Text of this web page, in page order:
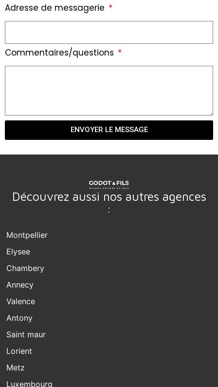
Adresse de messagerie
Commentaires/questions
ENVOYER LE MESSAGE
Découvrez aussi nos autres agences
:
Montpellier
Elysee
Chambery
Annecy
Valence
Antony
Saint maur
Lorient
Metz
Luxembourg